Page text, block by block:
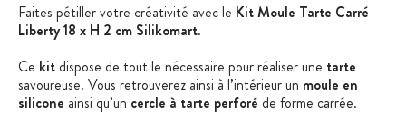
Faites pétiller votre créativité avec le Kit Moule Tarte Carré
Liberty 18 x H 2 cm Silikomart.
Ce kit dispose de tout le nécessaire pour réaliser une tarte
savoureuse. Vous retrouverez ainsi à l’intérieur un moule en
silicone ainsi qu’un cercle à tarte perforé de forme carrée.